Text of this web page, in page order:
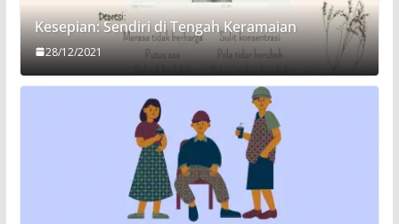
Kesepian: Sendiri di Tengah Keramaian
28/12/2021